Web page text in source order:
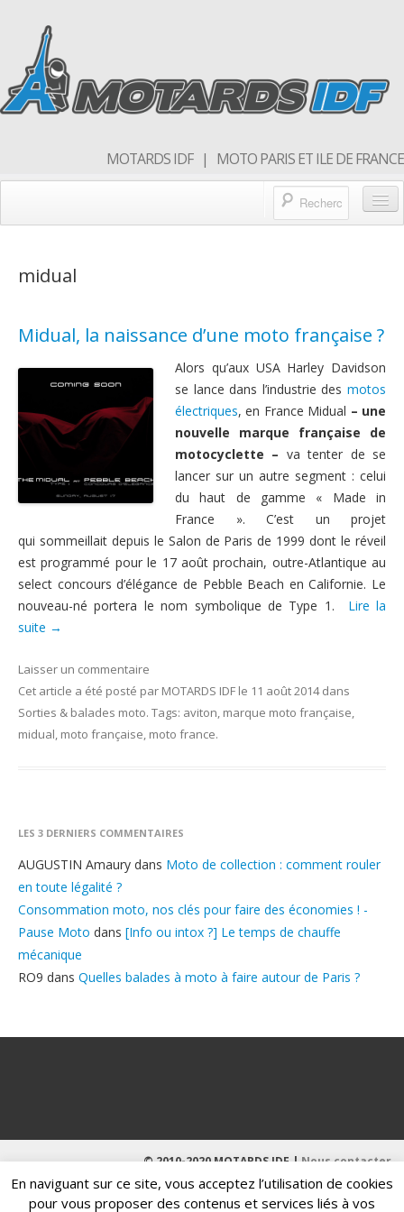
MOTARDS IDF | MOTO PARIS ET ILE DE FRANCE
Forum
Qui sommes nous
Rejoins nous
Nous contacter
midual
Midual, la naissance d’une moto française ?
Alors qu’aux USA Harley Davidson
se lance dans l’industrie des motos
électriques, en France Midual – une
nouvelle marque française de
motocyclette – va tenter de se
lancer sur un autre segment : celui
du haut de gamme « Made in
France ». C’est un projet
qui sommeillait depuis le Salon de Parisde 1999 dont le réveil
est programmé pour le 17 août prochain, outre-Atlantique au
select concoursd’élégance de Pebble Beach en Californie. Le
nouveau-né portera le nom symbolique de Type 1. Lire la
suite →
Laisser un commentaire
Cet article a été posté par MOTARDS IDF le 11 août 2014dans
Sorties & balades moto. Tags: aviton, marque moto française,
midual, moto française, moto france.
LES 3 DERNIERS COMMENTAIRES
AUGUSTIN Amaury dans Moto de collection : comment rouler
en toute légalité ?
Consommation moto, nos clés pour faire des économies ! -
Pause Moto dans [Info ou intox ?] Le temps de chauffe
mécanique
RO9 dans Quelles balades à moto à faire autour de Paris ?
© 2010-2020 MOTARDS IDF |Nous contacter
En naviguant sur ce site, vous acceptez l’utilisation de cookies
pour vous proposer des contenus et services liés à vos